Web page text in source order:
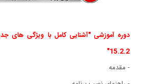
دوره آموزشی "آشنایی کامل با ویژگی های
15.2.2"
- مقدمه